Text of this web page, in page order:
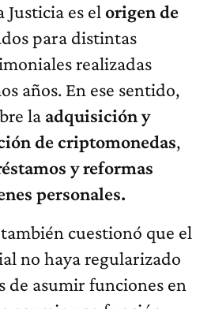
Justicia es el origen de
para distintas
realizadas
años. En ese sentido,
la adquisición y
de criptomonedas,
y reformas
personales.
cuestionó que el
no haya regularizado
de asumir funciones en